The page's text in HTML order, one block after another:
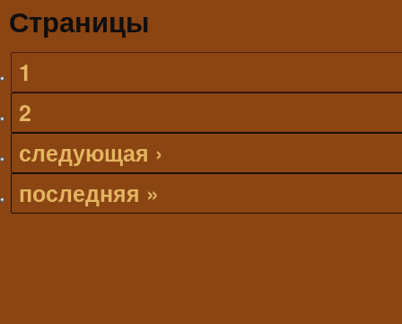
Страницы
1
2
следующая ›
последняя »